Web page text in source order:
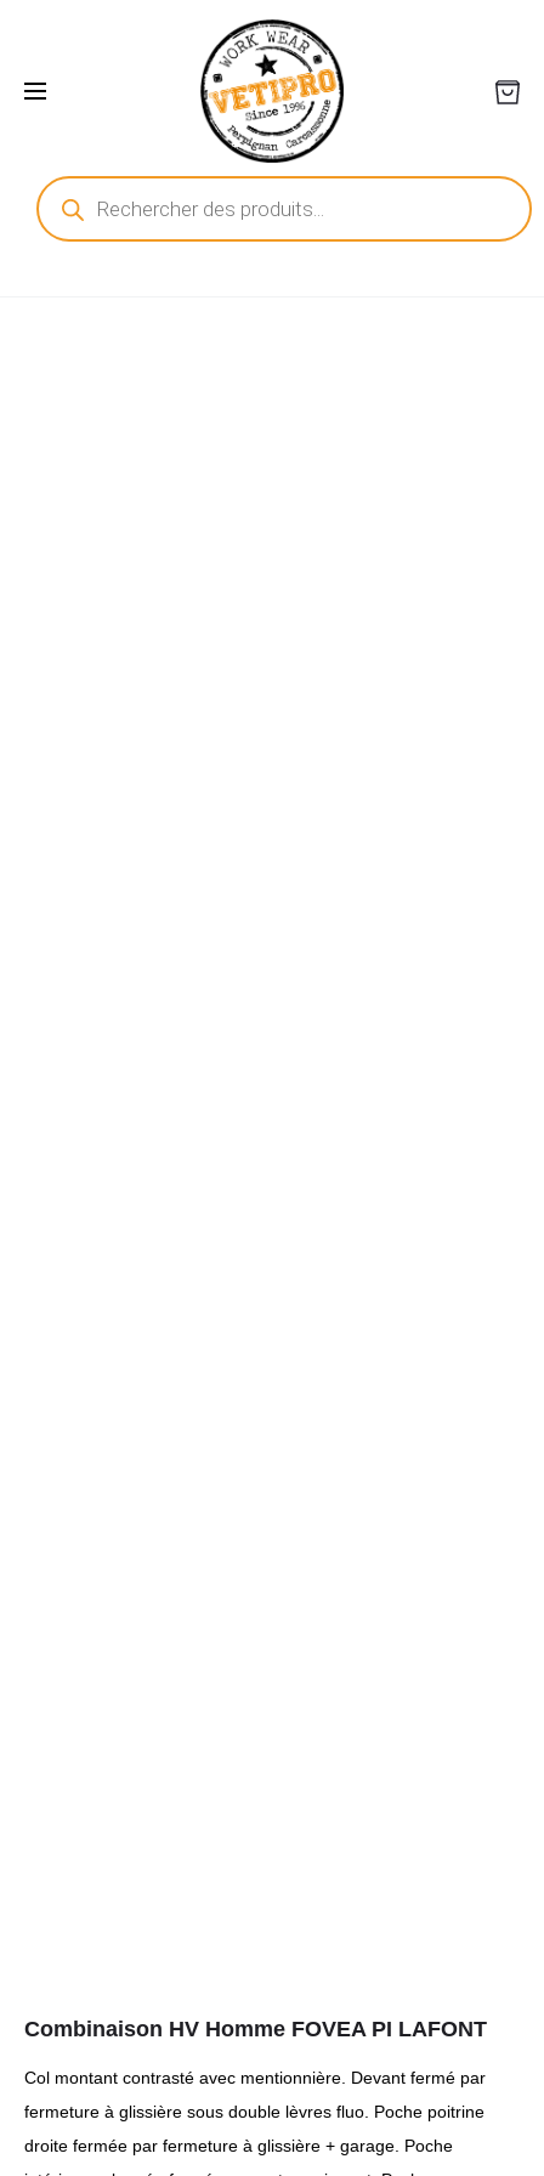
Recherche
de
produits
Combinaison HV Homme FOVEA PI LAFONT
Col montant contrasté avec mentionnière. Devant fermé par
fermeture à glissière sous double lèvres fluo. Poche poitrine
droite fermée par fermeture à glissière + garage. Poche